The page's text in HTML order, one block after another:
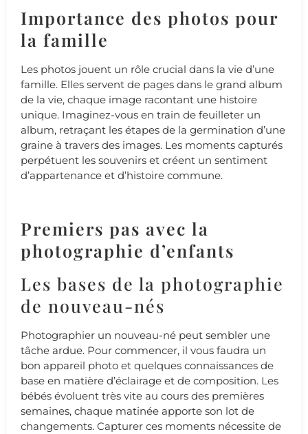
Importance des photos pour
la famille
Les photos jouent un rôle crucial dans la vie d’une
famille. Elles servent de pages dans le grand album
de la vie, chaque image racontant une histoire
unique. Imaginez-vous en train de feuilleter un
album, retraçant les étapes de la germination d’une
graine à travers des images. Les moments capturés
perpétuent les souvenirs et créent un sentiment
d’appartenance et d’histoire commune.
Premiers pas avec la
photographie d’enfants
Les bases de la photographie
de nouveau-nés
Photographier un nouveau-né peut sembler une
tâche ardue. Pour commencer, il vous faudra un
bon appareil photo et quelques connaissances de
base en matière d’éclairage et de composition. Les
bébés évoluent très vite au cours des premières
semaines, chaque matinée apporte son lot de
changements. Capturer ces moments nécessite de